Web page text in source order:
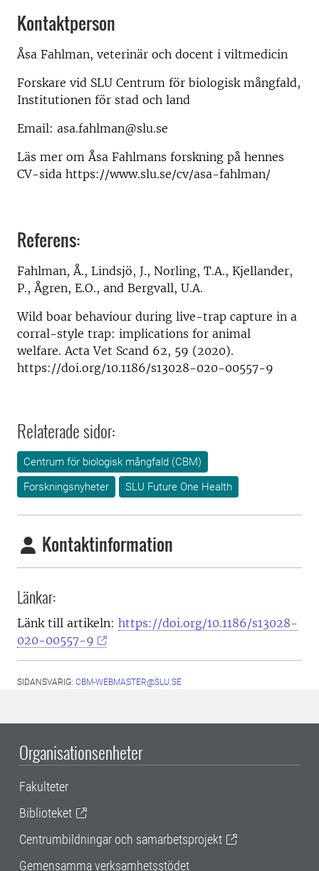
Kontaktperson
Åsa Fahlman, veterinär och docent i viltmedicin
Forskare vid SLU Centrum för biologisk mångfald,
Institutionen för stad och land
Email: asa.fahlman@slu.se
Läs mer om Åsa Fahlmans forskning på hennes
CV-sida https://www.slu.se/cv/asa-fahlman/
Referens:
Fahlman, Å., Lindsjö, J., Norling, T.A., Kjellander,
P., Ågren, E.O., and Bergvall, U.A.
Wild boar behaviour during live-trap capture in a
corral-style trap: implications for animal
welfare. Acta Vet Scand 62, 59 (2020).
https://doi.org/10.1186/s13028-020-00557-9
Relaterade sidor:
Centrum för biologisk mångfald (CBM)
Forskningsnyheter
SLU Future One Health
Kontaktinformation
Länkar:
Länk till artikeln: https://doi.org/10.1186/s13028-
020-00557-9
SIDANSVARIG: CBM-WEBMASTER@SLU.SE
Organisationsenheter
Fakulteter
Biblioteket
Centrumbildningar och samarbetsprojekt
Gemensamma verksamhetsstödet